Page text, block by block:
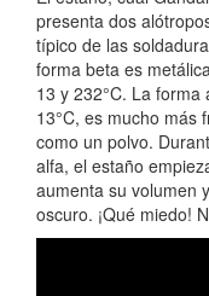
presenta dos
típico de las
forma beta es
13 y 232°C. La
13°C, es mucho más
como un polvo.
alfa, el estaño
aumenta su volumen
oscuro. ¡Qué miedo!